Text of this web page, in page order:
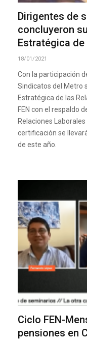
Dirigentes de
concluyeron
Estratégica de
18/01/2021
Con la participación
Sindicatos del Metro
Estratégica de las
FEN con el respaldo
Relaciones
certificación se
de este año.
Ciclo FEN-
pensiones en